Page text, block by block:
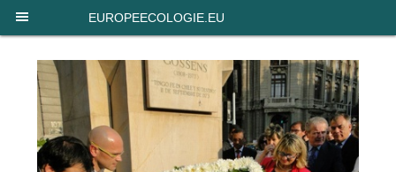
EUROPEECOLOGIE.EU